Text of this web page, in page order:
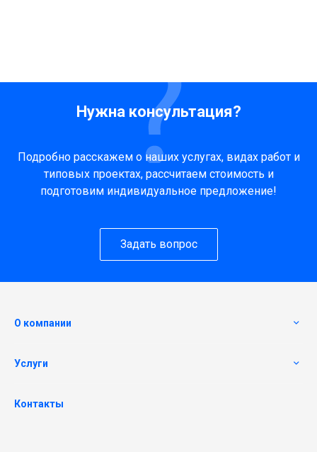
Нужна консультация?
Подробно расскажем о наших услугах, видах работ и
типовых проектах, рассчитаем стоимость и
подготовим индивидуальное предложение!
Задать вопрос
О компании
Услуги
Контакты